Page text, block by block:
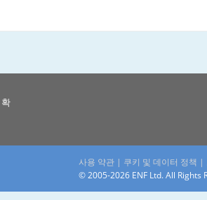
사용 약관 | 쿠키 및 데이터 정책 |
© 2005-2026 ENF Ltd. All Rights